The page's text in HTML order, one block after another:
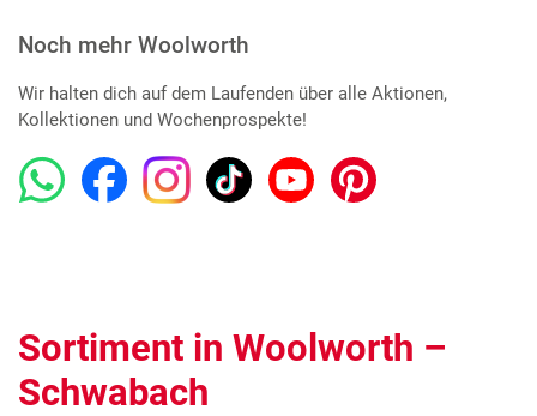
Noch mehr Woolworth
Wir halten dich auf dem Laufenden über alle Aktionen,
Kollektionen und Wochenprospekte!
Sortiment in Woolworth –
Schwabach